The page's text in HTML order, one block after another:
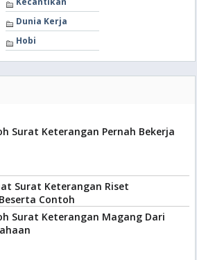
Dunia Kerja
Hobi
Surat Keterangan Pernah Bekerja
Surat Keterangan Riset
Contoh
Surat Keterangan Magang Dari